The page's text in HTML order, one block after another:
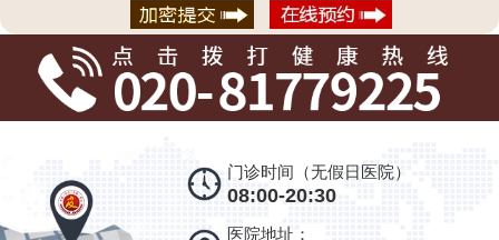
门诊时间（无假日医院）
08:00-20:30
医院地址：